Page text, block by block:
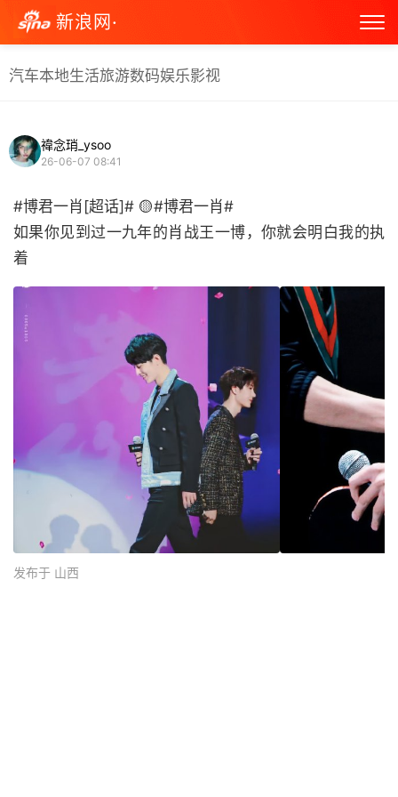
新浪网·
汽车本地生活旅游数码娱乐影视
禕念琑_ysoo
26-06-07 08:41
#博君一肖[超话]# 🟡#博君一肖#
如果你见到过一九年的肖战王一博，你就会明白我的执
着 ​
发布于 山西